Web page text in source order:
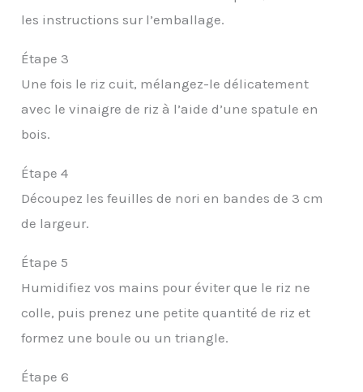
les instructions sur l’emballage.
Étape 3
Une fois le riz cuit, mélangez-le délicatement
avec le vinaigre de riz à l’aide d’une spatule en
bois.
Étape 4
Découpez les feuilles de nori en bandes de 3 cm
de largeur.
Étape 5
Humidifiez vos mains pour éviter que le riz ne
colle, puis prenez une petite quantité de riz et
formez une boule ou un triangle.
Étape 6